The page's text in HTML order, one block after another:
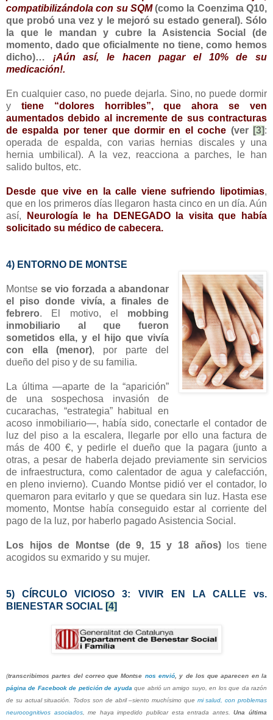
compatibilizándola con su SQM (como la Coenzima Q10,
que probó una vez y le mejoró su estado general). Sólo
la que le mandan y cubre la Asistencia Social (de
momento, dado que oficialmente no tiene, como hemos
dicho)… ¡Aún así, le hacen pagar el 10% de su
medicación!.
En cualquier caso, no puede dejarla. Sino, no puede dormir
y
tiene “dolores horribles”, que ahora se ven
aumentados debido al incremente de sus contracturas
de espalda por tener que dormir en el coche (ver [3]:
operada de espalda, con varias hernias discales y una
hernia umbilical). A la vez, reacciona a parches, le han
salido bultos, etc.
Desde que vive en la calle viene sufriendo lipotimias,
que en los primeros días llegaron hasta cinco en un día. Aún
así,
Neurología le ha DENEGADO la visita que había
solicitado su médico de cabecera.
4) ENTORNO DE MONTSE
Montsese vio forzada a abandonar
el piso donde vivía, a finales de
febrero. El motivo, el mobbing
inmobiliario al que fueron
sometidos ella, y el hijo que vivía
con ella (menor), por parte del
dueño del piso y de su familia.
La última —aparte de la “aparición”
de una sospechosa invasión de
cucarachas, “estrategia” habitual en
acoso inmobiliario—, había sido, conectarle el contador de
luz del piso a la escalera, llegarle por ello una factura de
más de 400 €, y pedirle el dueño que la pagara (junto a
otras, a pesar de haberla dejado previamente sin servicios
de infraestructura, como calentador de agua y calefacción,
en pleno invierno). Cuando Montse pidió ver el contador, lo
quemaron para evitarlo y que se quedara sin luz. Hasta ese
momento, Montse había conseguido estar al corriente del
pago de la luz, por haberlo pagado Asistencia Social.
Los hijos de Montse (de 9, 15 y 18 años)los tiene
acogidos su exmarido y su mujer.
5) CÍRCULO VICIOSO 3: VIVIR EN LA CALLE vs.
BIENESTAR SOCIAL [4]
(transcribimos partes del correo que Montse nos envió, y de los que aparecen en la
página de Facebook de petición de ayudaque abrió un amigo suyo, en los que da razón
de su actual situación. Todos son de abril –siento muchísimo que mi salud, con problemas
neurocognitivos asociados, me haya impedido publicar esta entrada antes.Una última